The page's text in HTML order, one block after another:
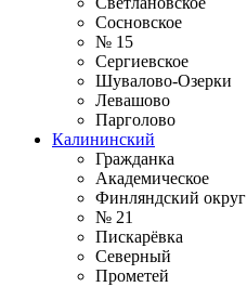
Сосновское
№ 15
Сергиевское
Шувалово-Озерки
Левашово
Парголово
Калининский
Гражданка
Академическое
Финляндский округ
№ 21
Пискарёвка
Северный
Прометей